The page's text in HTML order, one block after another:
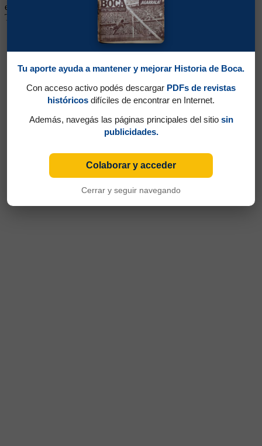
en Logroñés, retornando a Defensor en 2000. Pasó también por Los
Tecos de México, Peñarol, Southampton de Inglaterra y Nacional.
Tu aporte ayuda a mantener y mejorar Historia de Boca.
Con acceso activo podés descargar PDFs de revistas
históricos difíciles de encontrar en Internet.
Además, navegás las páginas principales del sitio sin
publicidades.
Colaborar y acceder
Cerrar y seguir navegando